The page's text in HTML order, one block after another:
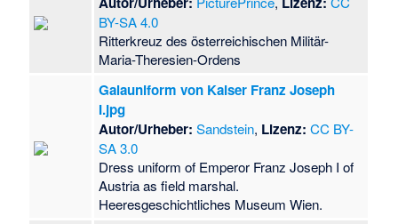
BY-SA 4.0
Ritterkreuz des österreichischen Militär-
Maria-Theresien-Ordens
Galauniform von Kaiser Franz Joseph
I.jpg
Autor/Urheber: Sandstein, Lizenz: CC BY-
SA 3.0
Dress uniform of Emperor Franz Joseph I of
Austria as field marshal.
Heeresgeschichtliches Museum Wien.